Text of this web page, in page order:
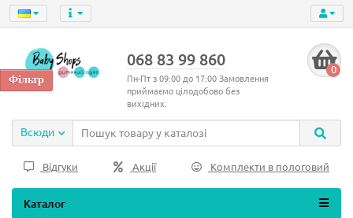
068 83 99 860
Пн-Пт з 09:00 до 17:00 Замовлення
приймаємо цілодобово без
вихідних.
0
Всюди
Відгуки Акції Комплекти в пологовий
Каталог